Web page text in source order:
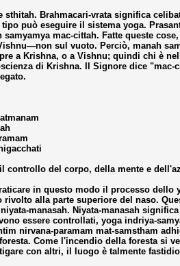
sthitah. Brahmacari-vrata significa
può eseguire il sistema yoga.
samyamya mac-cittah. Fatte queste
sul vuoto. Perciò, manah
a Krishna, o a Vishnu; quindi chi è
di Krishna. Il Signore dice
controllo del corpo, della mente e
in questo modo il processo
rivolto alla parte superiore del naso.
manasah. Niyata-manasah
essere controllati, yoga indriya-
nirvana-paramam mat-samstham
Come l'incendio della foresta si
con altri, il luogo è talmente